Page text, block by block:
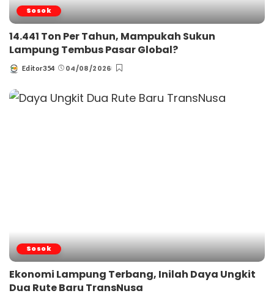
Sosok
14.441 Ton Per Tahun, Mampukah Sukun
Lampung Tembus Pasar Global?
Posted
Editor354 04/08/2026
Sosok
Ekonomi Lampung Terbang, Inilah Daya Ungkit
Dua Rute Baru TransNusa